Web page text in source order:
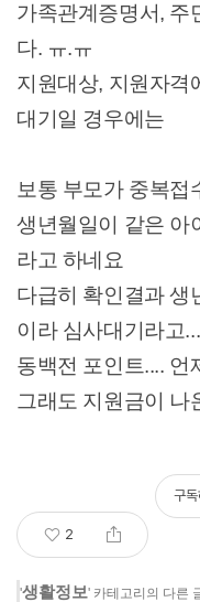
가족관계증명서, 주
다. ㅠ.ㅠ
지원대상, 지원자격
대기일 경우에는
보통 부모가 중복접
생년월일이 같은 아
라고 하네요
다급히 확인결과 생
이라 심사대기라고
동백전 포인트.... 언
그래도 지원금이 나
2
구독
'생활정보' 카테고리의 다른